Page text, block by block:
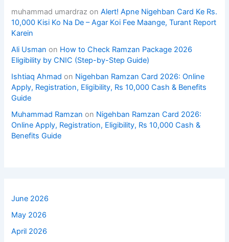
muhammad umardraz onAlert! Apne Nigehban Card Ke Rs.
10,000 Kisi Ko Na De – Agar Koi Fee Maange, Turant Report
Karein
Ali Usman on How to Check Ramzan Package 2026
Eligibility by CNIC (Step-by-Step Guide)
Ishtiaq Ahmad on Nigehban Ramzan Card 2026: Online
Apply, Registration, Eligibility, Rs 10,000 Cash & Benefits
Guide
Muhammad Ramzan on Nigehban Ramzan Card 2026:
Online Apply, Registration, Eligibility, Rs 10,000 Cash &
Benefits Guide
June 2026
May 2026
April 2026